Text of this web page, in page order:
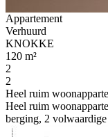
Appartement
Verhuurd
KNOKKE
120 m²
2
2
Heel ruim
Heel ruim
berging, 2 volwaardige